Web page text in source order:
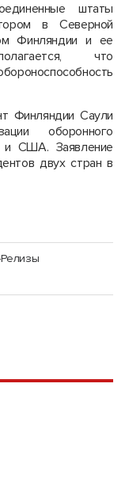
штаты
в Северной
Финляндии и ее
что
Финляндии Саули
оборонного
и США. Заявление
двух стран в